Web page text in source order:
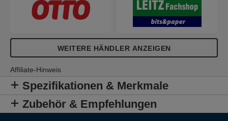
WEITERE HÄNDLER ANZEIGEN
Affiliate-Hinweis
Spezifikationen & Merkmale
Zubehör & Empfehlungen